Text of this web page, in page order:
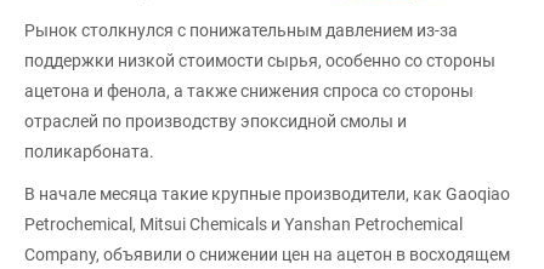
Рынок столкнулся с понижательным давлением из-за
поддержки низкой стоимости сырья, особенно со стороны
ацетона и фенола, а также снижения спроса со стороны
отраслей по производству эпоксидной смолы и
поликарбоната.
В начале месяца такие крупные производители, как Gaoqiao
Petrochemical, Mitsui Chemicals и Yanshan Petrochemical
Company, объявили о снижении цен на ацетон в восходящем